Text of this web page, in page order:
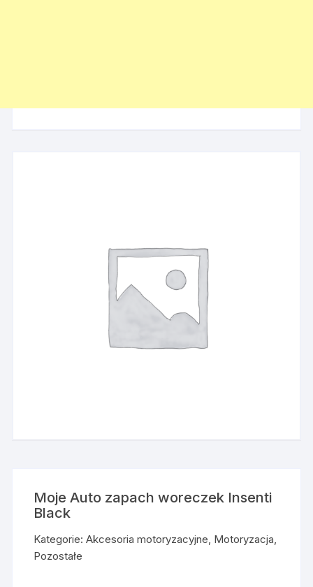
Moje Auto zapach woreczek Insenti
Black
Kategorie:Akcesoria motoryzacyjne Motoryzacja
Pozostałe